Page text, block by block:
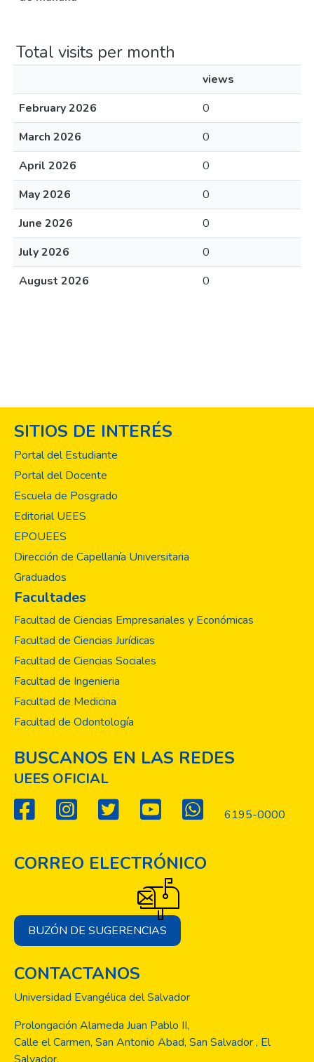
Total visits per month
views
February 2026
0
March 2026
0
April 2026
0
May 2026
0
June 2026
0
July 2026
0
August 2026
0
SITIOS DE INTERÉS
Portal del Estudiante
Portal del Docente
Escuela de Posgrado
Editorial UEES
EPOUEES
Dirección de Capellanía Universitaria
Graduados
Facultades
Facultad de Ciencias Empresariales y Económicas
Facultad de Ciencias Jurídicas
Facultad de Ciencias Sociales
Facultad de Ingenieria
Facultad de Medicina
Facultad de Odontología
BUSCANOS EN LAS REDES
UEES OFICIAL
6195-0000
CORREO ELECTRÓNICO
BUZÓN DE SUGERENCIAS
CONTACTANOS
Universidad Evangélica del Salvador
Prolongación Alameda Juan Pablo II,
Calle el Carmen, San Antonio Abad, San Salvador , El